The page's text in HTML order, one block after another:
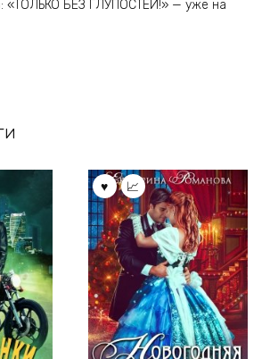
«ТОЛЬКО БЕЗ ГЛУПОСТЕЙ!» — уже на